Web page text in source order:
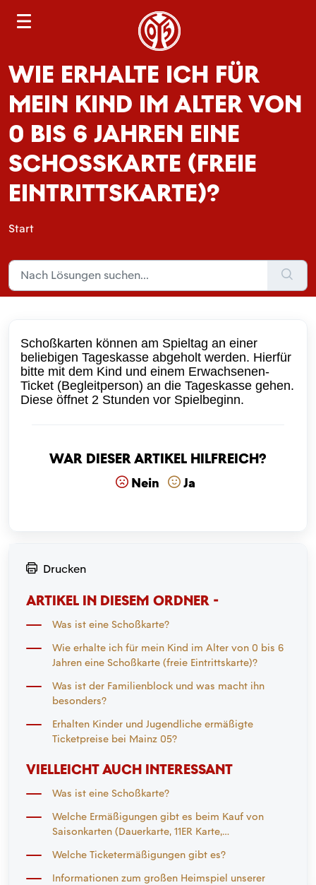
WIE ERHALTE ICH FÜR
MEIN KIND IM ALTER VON
0 BIS 6 JAHREN EINE
SCHOSSKARTE (FREIE E
INTRITTSKARTE)?
Start
Schoßkarten können am Spieltag an einer
beliebigen Tageskasse abgeholt werden. Hierfür
bitte mit dem Kind und einem Erwachsenen-
Ticket (Begleitperson) an die Tageskasse gehen.
Diese öffnet 2 Stunden vor Spielbeginn.
War dieser Artikel hilfreich?
Nein Ja
Drucken
ARTIKEL IN DIESEM ORDNER -
Was ist eine Schoßkarte?
Wie erhalte ich für mein Kind im Alter von 0 bis 6
Jahren eine Schoßkarte (freie Eintrittskarte)?
Was ist der Familienblock und was macht ihn
besonders?
Erhalten Kinder und Jugendliche ermäßigte
Ticketpreise bei Mainz 05?
VIELLEICHT AUCH INTERESSANT
Was ist eine Schoßkarte?
Welche Ermäßigungen gibt es beim Kauf von
Saisonkarten (Dauerkarte, 11ER Karte,
Welche Ticketermäßigungen gibt es?
Informationen zum großen Heimspiel unserer